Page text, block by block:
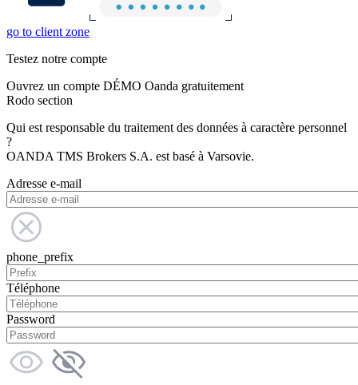
go to client zone
Testez notre compte
Ouvrez un compte DÉMO Oanda gratuitement
Rodo section
Qui est responsable du traitement des données à caractère personnel
?
OANDA TMS Brokers S.A. est basé à Varsovie.
Adresse e-mail
phone_prefix
Téléphone
Password